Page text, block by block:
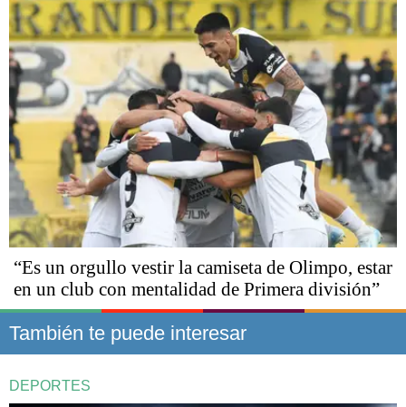
“Es un orgullo vestir la camiseta de Olimpo, estar
en un club con mentalidad de Primera división”
También te puede interesar
DEPORTES